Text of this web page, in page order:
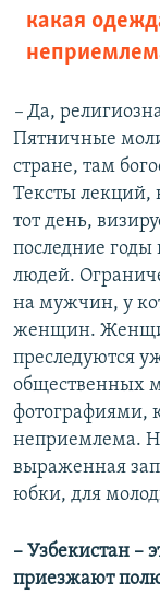
какая
– Да,
Пятничные
стране, там
Тексты лекций,
тот день,
последние
людей.
на мужчин, у
женщин.
преследуются
общественных
фотографиями,
неприемлема.
выраженная
юбки, для
– Узбекистан –
приезжают